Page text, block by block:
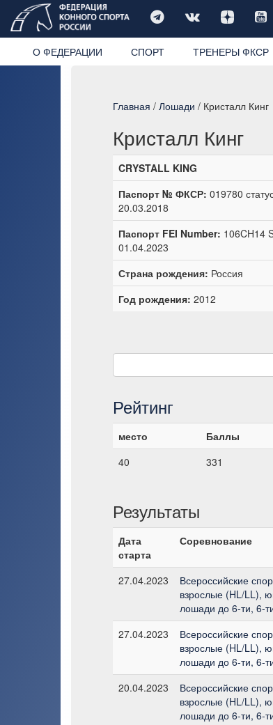
О ФЕДЕРАЦИИ СПОРТ ТРЕНЕРЫ ФКСР
Главная / Лошади / Кристалл Кинг
Кристалл Кинг
CRYSTALL KING
Паспорт № ФКСР: 019780
20.03.2018
Паспорт FEI Number: 106CH14
01.04.2023
Страна рождения: Россия
Год рождения: 2012
Рейтинг
место Баллы
40
331
Результаты
Дата
старта
Соревнование
27.04.2023
Всероссийские
взрослые (HL/LL),
лошади до 6-ти, 6-
27.04.2023
Всероссийские
взрослые (HL/LL),
лошади до 6-ти, 6-
20.04.2023
Всероссийские
взрослые (HL/LL),
лошади до 6-ти, 6-